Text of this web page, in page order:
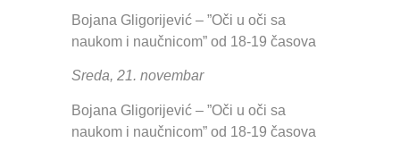
Bojana Gligorijević – ”Oči u oči sa
naukom i naučnicom” od 18-19 časova
Sreda, 21. novembar
Bojana Gligorijević – ”Oči u oči sa
naukom i naučnicom” od 18-19 časova